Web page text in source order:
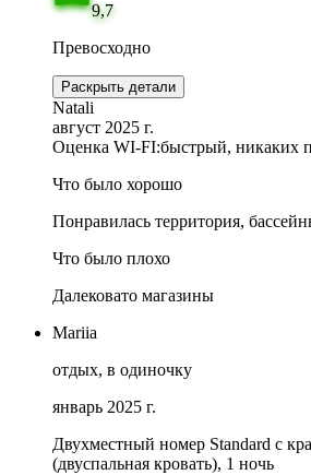
9,7
Превосходно
Раскрыть детали
Natali
август 2025 г.
Оценка WI-FI:быстрый, никаких
Что было хорошо
Понравилась территория,
Что было плохо
Далековато магазины
Mariia
отдых, в одиночку
январь 2025 г.
Двухместный номер Standard с
(двуспальная кровать), 1 ночь